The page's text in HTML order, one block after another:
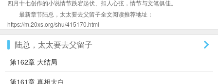
四月十七创作的小说情节跌宕起伏、扣人心弦，情节与文笔俱佳。
最新章节陆总，太太要去父留子全文阅读推荐地址：
https://m.20xs.org/shu/415170.html
陆总，太太要去父留子
第162章 大结局
第161章 真相大白